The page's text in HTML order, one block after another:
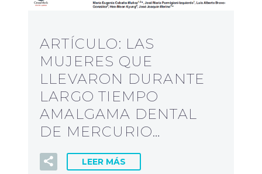
ARTÍCULO: LAS
MUJERES QUE
LLEVARON DURANTE
LARGO TIEMPO
AMALGAMA DENTAL
DE MERCURIO…
LEER MÁS